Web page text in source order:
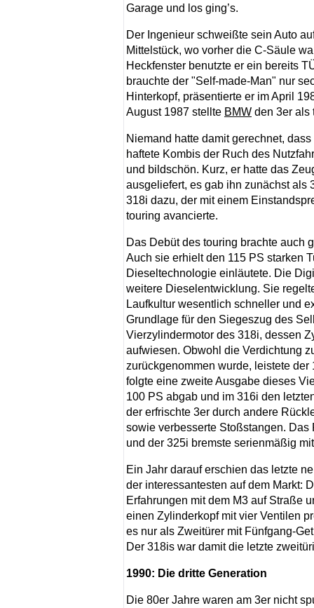
Garage und los ging’s.
Der Ingenieur schweißte sein Auto
Mittelstück, wo vorher die C-Säule
Heckfenster benutzte er ein bereits
brauchte der "Self-made-Man" nur
Hinterkopf, präsentierte er im April
August 1987 stellte BMW den 3er als
Niemand hatte damit gerechnet,
haftete Kombis der Ruch des
und bildschön. Kurz, er hatte das
ausgeliefert, es gab ihn zunächst als
318i dazu, der mit einem
touring avancierte.
Das Debüt des touring brachte auch
Auch sie erhielt den 115 PS starken
Dieseltechnologie einläutete. Die
weitere Dieselentwicklung. Sie
Laufkultur wesentlich schneller und
Grundlage für den Siegeszug des
Vierzylindermotor des 318i, dessen
aufwiesen. Obwohl die Verdichtung
zurückgenommen wurde, leistete
folgte eine zweite Ausgabe dieses
100 PS abgab und im 316i den
der erfrischte 3er durch andere
sowie verbesserte Stoßstangen.
und der 325i bremste serienmäßig
Ein Jahr darauf erschien das letzte
der interessantesten auf dem Markt:
Erfahrungen mit dem M3 auf Straße
einen Zylinderkopf mit vier Ventilen
es nur als Zweitürer mit Fünfgang-
Der 318is war damit die letzte
1990: Die dritte Generation
Die 80er Jahre waren am 3er nicht